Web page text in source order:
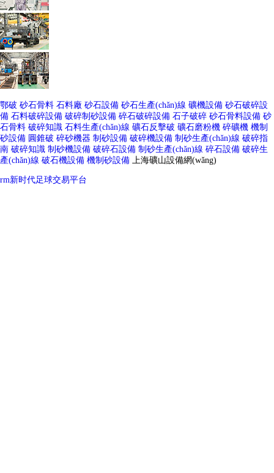
鄂破 砂石骨料 石料廠 砂石設備 砂石生產(chǎn)線 礦機設備 砂石破碎設
備 石料破碎設備 破碎制砂設備 碎石破碎設備 石子破碎 砂石骨料設備 砂
石骨料 破碎知識 石料生產(chǎn)線 礦石反擊破 礦石磨粉機 碎礦機 機制
砂設備 圓錐破 碎砂機器 制砂設備 破碎機設備 制砂生產(chǎn)線 破碎指
南 破碎知識 制砂機設備 破碎石設備 制砂生產(chǎn)線 碎石設備 破碎生
產(chǎn)線 破石機設備 機制砂設備 上海礦山設備網(wǎng)
rm新时代足球交易平台